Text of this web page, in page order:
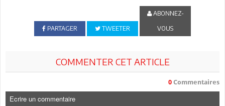
PARTAGER TWEETER
ABONNEZ-
VOUS
COMMENTER CET ARTICLE
0 Commentaires
Ecrire un commentaire